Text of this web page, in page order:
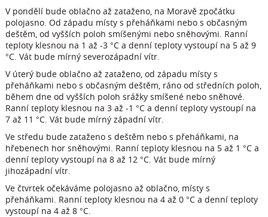
V pondělí bude oblačno až zataženo, na Moravě zpočátku
polojasno. Od západu místy s přeháňkami nebo s občasným
deštěm, od vyšších poloh smíšenými nebo sněhovými. Ranní
teploty klesnou na 1 až -3 °C a denní teploty vystoupí na 5 až 9
°C. Vát bude mírný severozápadní vítr.
V úterý bude oblačno až zataženo, od západu místy s
přeháňkami nebo s občasným deštěm, ráno od středních poloh,
během dne od vyšších poloh srážky smíšené nebo sněhové.
Ranní teploty klesnou na 3 až -1 °C a denní teploty vystoupí na
7 až 11 °C. Vát bude mírný západní vítr.
Ve středu bude zataženo s deštěm nebo s přeháňkami, na
hřebenech hor sněhovými. Ranní teploty klesnou na 5 až 1 °C a
denní teploty vystoupí na 8 až 12 °C. Vát bude mírný
jihozápadní vítr.
Ve čtvrtek očekáváme polojasno až oblačno, místy s
přeháňkami. Ranní teploty klesnou na 4 až 0 °C a denní teploty
vystoupí na 4 až 8 °C.